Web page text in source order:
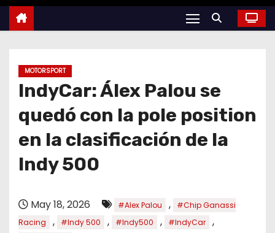
n
MOTORSPORT
IndyCar: Álex Palou se
quedó con la pole position
en la clasificación de la
Indy 500
May 18, 2026 #Alex Palou ,
#Chip Ganassi
Racing
, #Indy 500 , #Indy500 , #IndyCar ,